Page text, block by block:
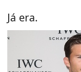
Já era.